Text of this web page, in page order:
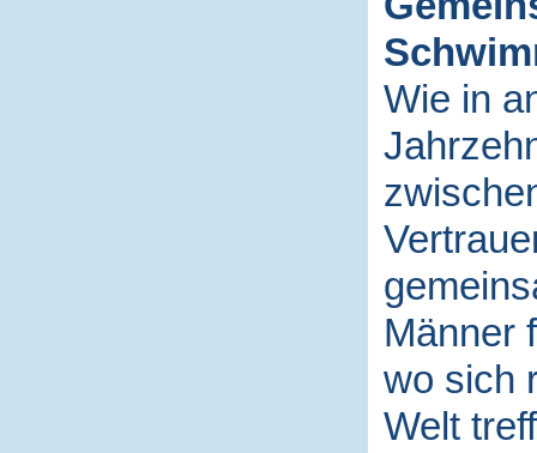
Wie in
Männer
wo sich
Welt